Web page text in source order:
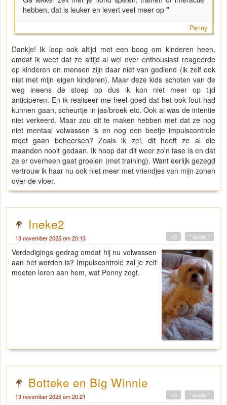
hebben, dat is leuker en levert veel meer op "
Penny
Dankje! Ik loop ook altijd met een boog om kinderen heen,
omdat ik weet dat ze altijd al wel over enthousiast reageerde
op kinderen en mensen zijn daar niet van gediend (ik zelf ook
niet met mijn eigen kinderen). Maar deze kids schoten van de
weg ineens de stoep op dus ik kon niet meer op tijd
anticiperen. En ik realiseer me heel goed dat het ook fout had
kunnen gaan, scheurtje in jas/broek etc. Ook al was de intentie
niet verkeerd. Maar zou dit te maken hebben met dat ze nog
niet mentaal volwassen is en nog een beetje impulscontrole
moet gaan beheersen? Zoals ik zei, dit heeft ze al die
maanden nooit gedaan. Ik hoop dat dit weer zo'n fase is en dat
ze er overheen gaat groeien (met training). Want eerlijk gezegd
vertrouw ik haar nu ook niet meer met vriendjes van mijn zonen
over de vloer.
Ineke2
13 november 2025 om 20:13 " quote "
+0
Verdedigings gedrag omdat hij nu volwassen
aan het worden is? Impulscontrole zal je zelf
moeten leren aan hem, wat Penny zegt.
Botteke en Big Winnie
13 november 2025 om 20:21 " quote "
+0